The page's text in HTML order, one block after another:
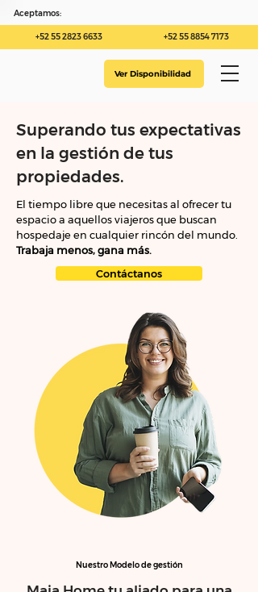
+52 55 2823 6633 +52 55 8854 7173
Aceptamos:
Ver Disponibilidad
Superando tus expectativas
en la gestión de tus
propiedades.
El tiempo libre que necesitas al ofrecer tu
espacio a aquellos viajeros que buscan
hospedaje en cualquier rincón del mundo.
Trabaja menos, gana más.
Contáctanos
Nuestro Modelo de gestión